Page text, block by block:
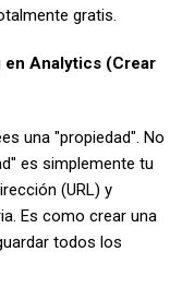
gratis.
en Analytics (Crear
una "propiedad". No
es simplemente tu
(URL) y
Es como crear una
todos los